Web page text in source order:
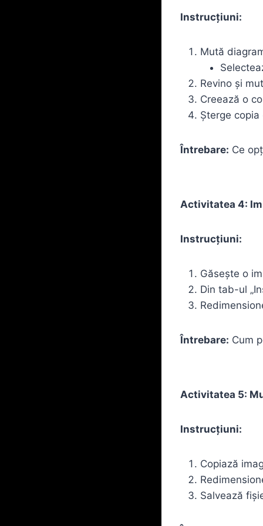
Instrucțiuni:
Mută
Revino și
Creează o
Șterge copia
Întrebare: Ce
Activitatea 4:
Instrucțiuni:
Găsește o
Din tab-ul
Întrebare: Cum
Activitatea 5:
Instrucțiuni:
Copiază
Salvează